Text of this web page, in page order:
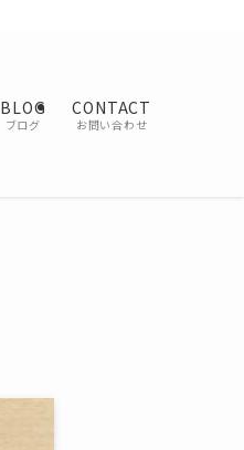
BLOG
ブログ
CONTACT
お問い合わせ